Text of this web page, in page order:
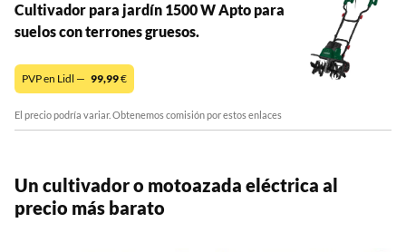
Cultivador para jardín 1500 W Apto para
suelos con terrones gruesos.
PVP en Lidl — 99,99€
El precio podría variar. Obtenemos comisión por estos enlaces
Un cultivador o motoazada eléctrica al
precio más barato